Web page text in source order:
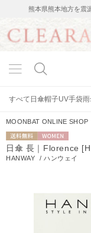
熊本県熊本地方を震
すべて 日傘帽子UV手袋
MOONBAT ONLINE SHOP
送料無料 WOMEN
日傘 長｜Florence
HANWAY /ハンウェイ